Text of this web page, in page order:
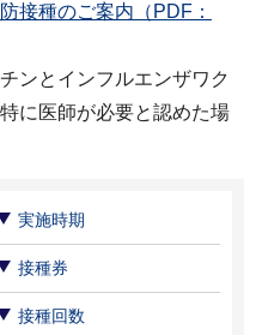
接種のご案内（PDF：
ンとインフルエンザワク
に医師が必要と認めた場
実施時期
接種券
接種回数